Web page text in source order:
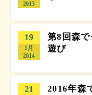
2013
19
1月
2014
第8回森
遊び
21
2016年森